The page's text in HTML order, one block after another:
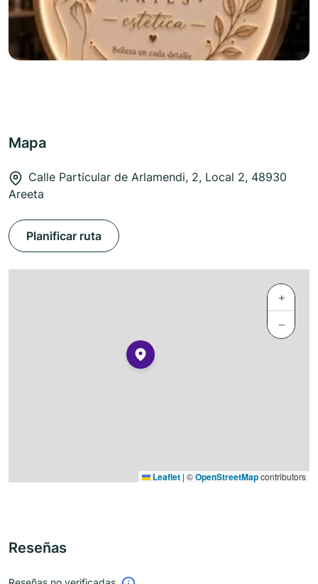
Mapa
Calle Particular de Arlamendi, 2, Local 2, 48930
Areeta
Planificar ruta
+
−
Leaflet | ©OpenStreetMapcontributors
Reseñas